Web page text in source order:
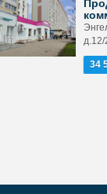
д.12/
34